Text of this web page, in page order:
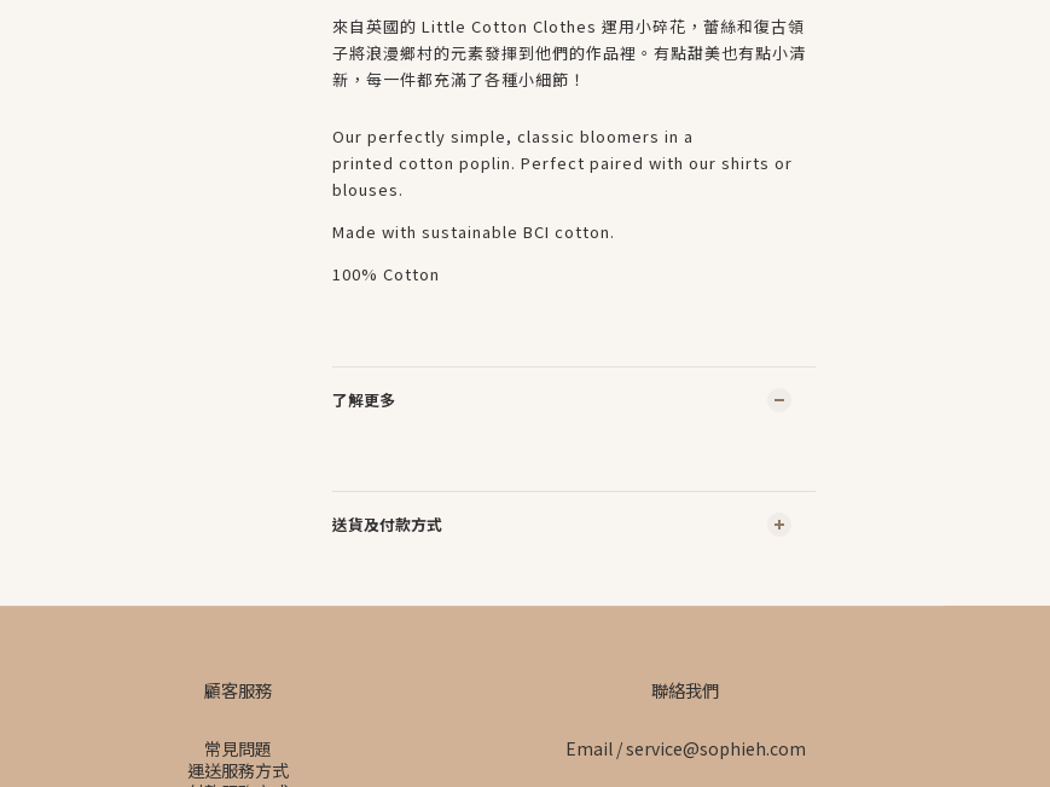
來自英國的 Little Cotton Clothes 運用小碎花，蕾絲和復古領
子將浪漫鄉村的元素發揮到他們的作品裡。有點甜美也有點小清
新，每一件都充滿了各種小細節！
Our perfectly simple, classic bloomers in a
printed cotton poplin. Perfect paired with our shirts or
blouses.
Made with sustainable BCI cotton.
100% Cotton
了解更多
送貨及付款方式
顧客服務
常見問題
運送服務方式
聯絡我們
Email / service@sophieh.com